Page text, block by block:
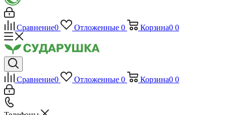
Сравнение0 Отложенные 0 Корзина0 0
Сравнение0 Отложенные 0 Корзина0 0